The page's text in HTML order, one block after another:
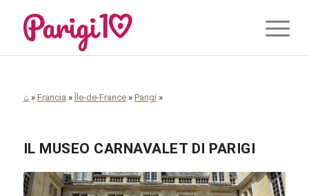
⌂ » Francia » Île-de-France» Parigi »
IL MUSEO CARNAVALET DI PARIGI